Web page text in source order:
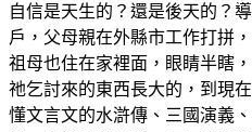
自信是天生的？還是後天的？
戶，父母親在外縣市工作打拼
祖母也住在家裡面，眼睛半瞎
祂乞討來的東西長大的，到現
懂文言文的水滸傳、三國演義